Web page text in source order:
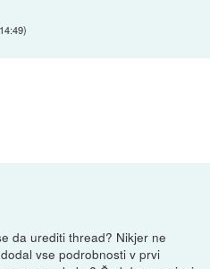
)
da urediti thread? Nikjer ne
vse podrobnosti v prvi